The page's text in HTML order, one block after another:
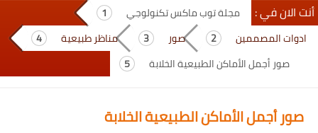
أنت الان في :
مجلة توب ماكس تكنولوجي
ادوات المصممين
صور
مناظر طبيعية
صور أجمل الأماكن الطبيعية الخلابة
صور أجمل الأماكن الطبيعية الخلابة